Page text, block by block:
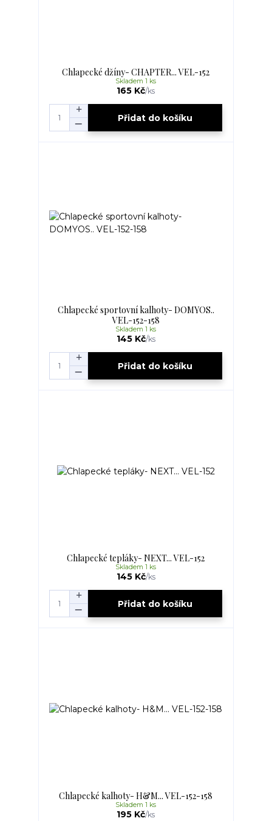
Chlapecké džíny- CHAPTER... VEL-152
165 Kč/ks
Skladem 1 ks
Přidat do košíku
Chlapecké sportovní kalhoty- DOMYOS..
VEL-152-158
145 Kč/ks
Skladem 1 ks
Přidat do košíku
Chlapecké tepláky- NEXT... VEL-152
145 Kč/ks
Skladem 1 ks
Přidat do košíku
Chlapecké kalhoty- H&M... VEL-152-158
195 Kč/ks
Skladem 1 ks